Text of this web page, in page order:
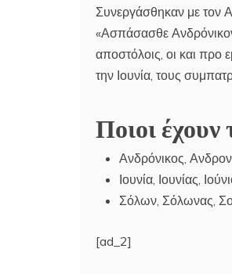
Συνεργάσθηκαν με τον
«Ασπάσασθε Ανδρόνικον
αποστόλοις, οι και προ
την Ιουνία, τους
Ποιοι
Ανδρόνικος,
Ιουνία, Ιουνίας,
Σόλων, Σόλωνας,
[ad_2]